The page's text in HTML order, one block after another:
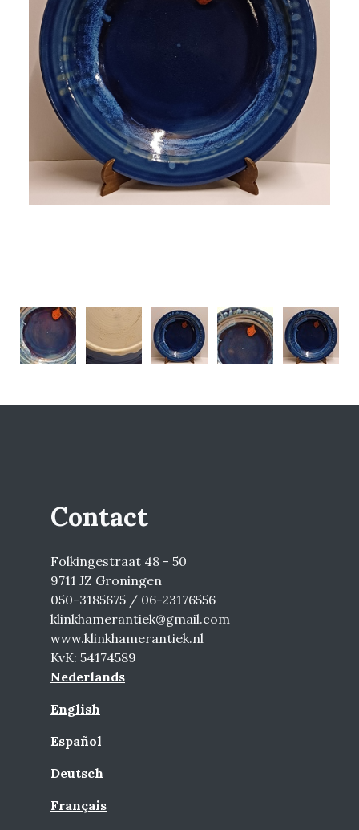
Contact
Folkingestraat 48 - 50
9711 JZ Groningen
050-3185675 / 06-23176556
klinkhamerantiek@gmail.com
www.klinkhamerantiek.nl
KvK: 54174589
Nederlands
English
Español
Deutsch
Français